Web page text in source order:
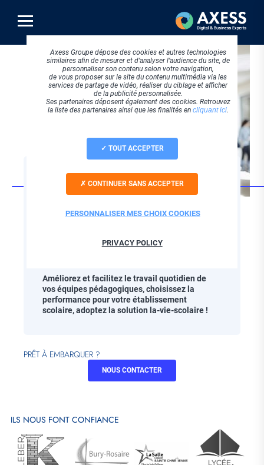
contenu
principal
SOFTWARE
La-vie-scolaire : le
logiciel de gestion
des établissements
Améliorez et facilitez le travail quotidien de
vos équipes pédagogiques, choisissez la
performance pour votre établissement
scolaire, adoptez la solution la-vie-scolaire !
PRÊT À EMBARQUER ?
NOUS CONTACTER
ILS NOUS FONT CONFIANCE
Axess Groupe dépose des cookies et autres technologies
similaires afin de mesurer et d’analyser l’audience du site, de
personnaliser son contenu selon votre navigation,
de vous proposer sur le site du contenu multimédia via les
services de partage de vidéo, réaliser du ciblage et afficher
de la publicité personnalisée.
Ses partenaires déposent également des cookies. Retrouvez
la liste des partenaires ainsi que les finalités en cliquant ici.
TOUT ACCEPTER
CONTINUER SANS ACCEPTER
PERSONNALISER MES CHOIX COOKIES
PRIVACY POLICY